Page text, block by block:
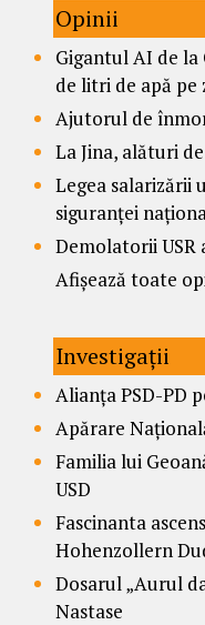
Opinii
Gigantul AI de la
de litri de apă
Ajutorul de
La Jina, alături
Legea salarizării
siguranței
Demolatorii USR
Afișează toate
Investigații
Alianța PSD-PD
Apărare
Familia lui
USD
Fascinanta
Hohenzollern
Dosarul „Aurul
Nastase